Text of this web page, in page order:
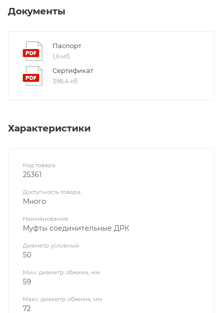
Документы
Паспорт
1,6 мб
Сертификат
398,4 кб
Характеристики
Код товара
25361
Доступность товара
Много
Наименование
Муфты соединительные ДРК
Диаметр условный
50
Мин. диаметр обжима, мм
59
Макс. диаметр обжима, мм
72